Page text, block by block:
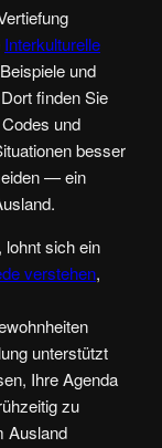
Interkulturelle
und
finden Sie
und
besser
— ein
sich ein
verstehen,
unterstützt
Ihre Agenda
zu
Ausland